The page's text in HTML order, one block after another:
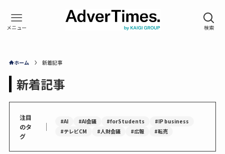
ホーム 新着記事
新着記事
注目
のタ
グ
｜ #AI #AI会議 #forStudents
#IP business
#テレビCM
#人財会議 #広報 #転売